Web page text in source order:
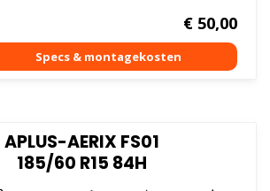
€50,00
APLUS-AERIX FS01
185/60 R15 84H